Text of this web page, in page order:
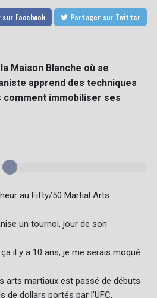
sur Facebook Partager sur Twitter
Maison Blanche où se
apprend des techniques
immobiliser ses
au Fifty/50 Martial Arts
un tournoi, jour de son
il y a 10 ans, je me serais moqué
arts martiaux est passé de débuts
de dollars portés par l'UFC,